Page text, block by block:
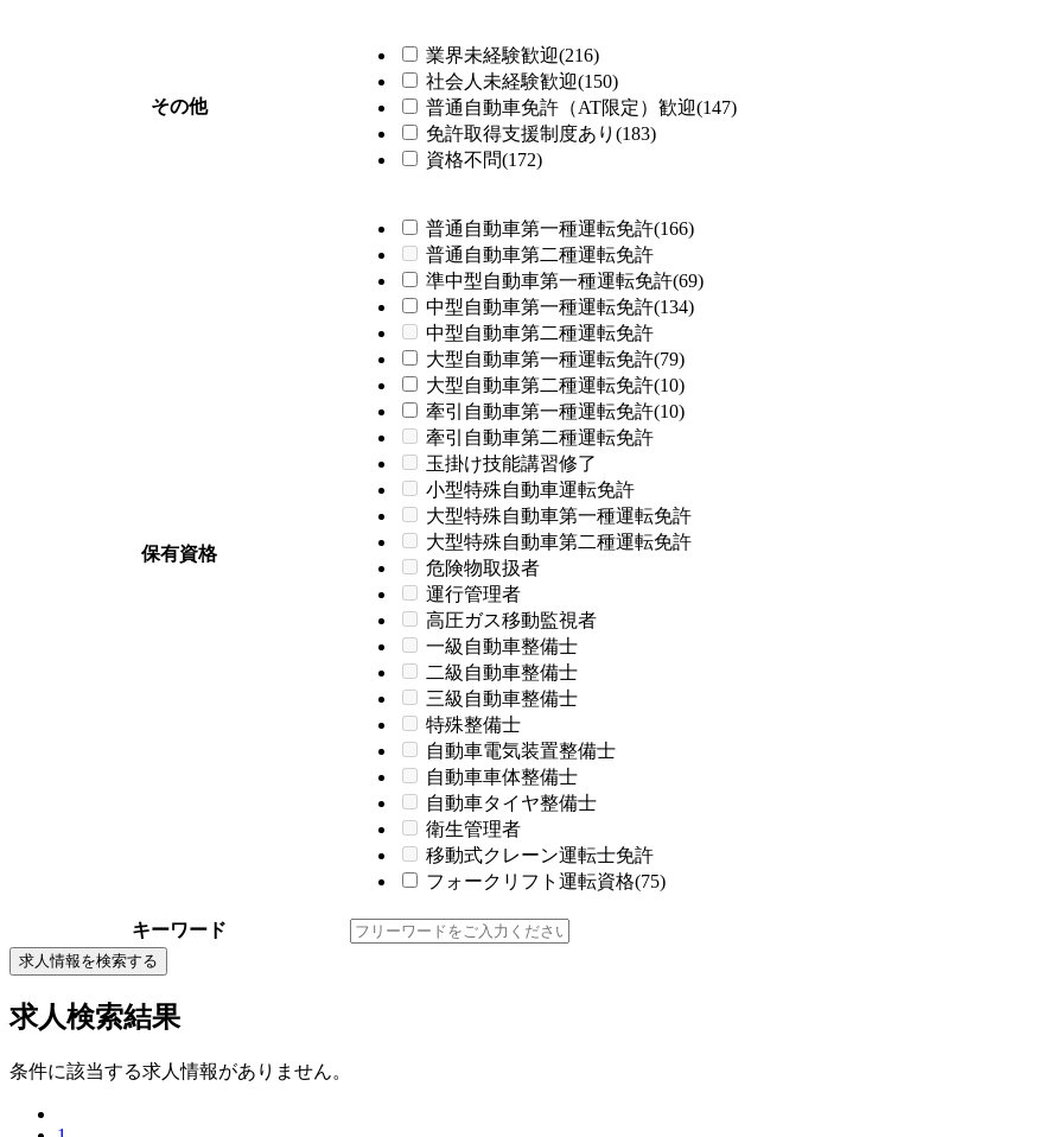
その他
業界未経験歓迎(216)
社会人未経験歓迎(150)
普通自動車免許（AT限定）歓迎(147)
免許取得支援制度あり(183)
資格不問(172)
保有資格
普通自動車第一種運転免許(166)
普通自動車第二種運転免許
準中型自動車第一種運転免許(69)
中型自動車第一種運転免許(134)
中型自動車第二種運転免許
大型自動車第一種運転免許(79)
大型自動車第二種運転免許(10)
牽引自動車第一種運転免許(10)
牽引自動車第二種運転免許
玉掛け技能講習修了
小型特殊自動車運転免許
大型特殊自動車第一種運転免許
大型特殊自動車第二種運転免許
危険物取扱者
運行管理者
高圧ガス移動監視者
一級自動車整備士
二級自動車整備士
三級自動車整備士
特殊整備士
自動車電気装置整備士
自動車車体整備士
自動車タイヤ整備士
衛生管理者
移動式クレーン運転士免許
フォークリフト運転資格(75)
キーワード
求人情報を検索する
求人検索結果
条件に該当する求人情報がありません。